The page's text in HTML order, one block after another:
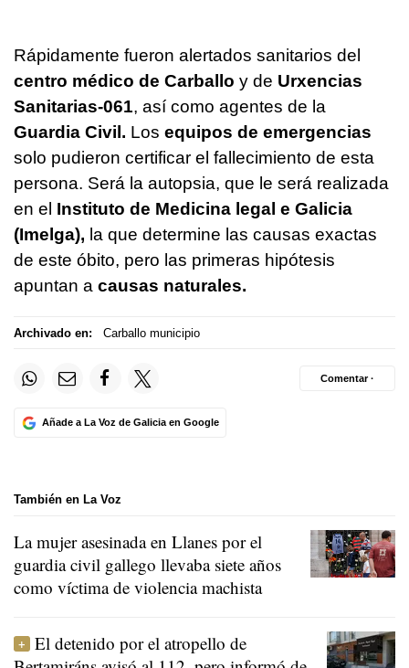
Rápidamente fueron alertados sanitarios del
centro médico de Carballo y de Urxencias
Sanitarias-061, así como agentes de la
Guardia Civil. Los equipos de emergencias
solo pudieron certificar el fallecimiento de esta
persona. Será la autopsia, que le será realizada
en el Instituto de Medicina legal e Galicia
(Imelga), la que determine las causas exactas
de este óbito, pero las primeras hipótesis
apuntan a causas naturales.
Archivado en: Carballo municipio
Añade a La Voz de Galicia en Google
Comentar ·
También en La Voz
La mujer asesinada en Llanes por el
guardia civil gallego llevaba siete años
como víctima de violencia machista
El detenido por el atropello de